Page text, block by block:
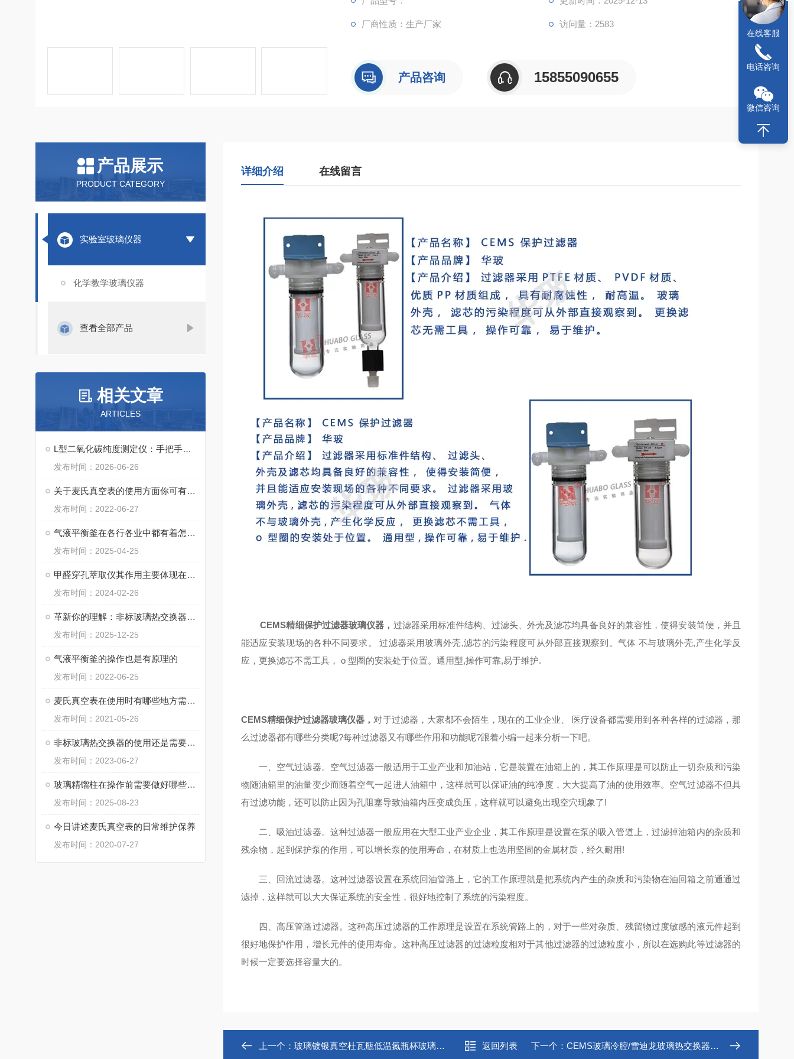
厂商性质：生产厂家 访问量：2583
产品咨询 15855090655
产品展示
PRODUCT CATEGORY
实验室玻璃仪器
化学教学玻璃仪器
查看全部产品
相关文章
ARTICLES
L型二氧化碳纯度测定仪：手把手教你掌握操作精髓，轻松搞定精准检测！
发布时间：2026-06-26
关于麦氏真空表的使用方面你可有什么看法？
发布时间：2022-06-27
气液平衡釜在各行各业中都有着怎样的作用呢？
发布时间：2025-04-25
甲醛穿孔萃取仪其作用主要体现在哪几个方面呢？
发布时间：2024-02-26
革新你的理解：非标玻璃热交换器的功能大解密
发布时间：2025-12-25
气液平衡釜的操作也是有原理的
发布时间：2022-06-25
麦氏真空表在使用时有哪些地方需要注意的？
发布时间：2021-05-26
非标玻璃热交换器的使用还是需要注意以下几点的
发布时间：2023-06-27
玻璃精馏柱在操作前需要做好哪些准备呢？
发布时间：2025-08-23
今日讲述麦氏真空表的日常维护保养
发布时间：2020-07-27
详细介绍 在线留言
CEMS精细保护过滤器玻璃仪器 ， 过滤器采用标准件结构、过滤头、外壳及滤芯均具备良好的兼容性，使得安装简便，并且
能适应安装现场的各种不同要求。 过滤器采用玻璃外壳,滤芯的污染程度可从外部直接观察到。气体 不与玻璃外壳,产生化学反
应，更换滤芯不需工具， o 型圈的安装处于位置。通用型,操作可靠,易于维护.
CEMS精细保护过滤器玻璃仪器 ， 对于过滤器，大家都不会陌生，现在的工业企业、 医疗设备都需要用到各种各样的过滤器，那
么过滤器都有哪些分类呢?每种过滤器又有哪些作用和功能呢?跟着小编一起来分析一下吧。
一、空气过滤器。空气过滤器一般适用于工业产业和加油站，它是装置在油箱上的，其工作原理是可以防止一切杂质和污染
物随油箱里的油量变少而随着空气一起进人油箱中，这样就可以保证油的纯净度，大大提高了油的使用效率。空气过滤器不但具
有过滤功能，还可以防止因为孔阻塞导致油箱内压变成负压，这样就可以避免出现空穴现象了!
二、吸油过滤器。这种过滤器一般应用在大型工业产业企业，其工作原理是设置在泵的吸入管道上，过滤掉油箱内的杂质和
残余物，起到保护泵的作用，可以增长泵的使用寿命，在材质上也选用坚固的金属材质，经久耐用!
三、回流过滤器。这种过滤器设置在系统回油管路上，它的工作原理就是把系统内产生的杂质和污染物在油回箱之前通通过
滤掉，这样就可以大大保证系统的安全性，很好地控制了系统的污染程度。
四、高压管路过滤器。这种高压过滤器的工作原理是设置在系统管路上的，对于一些对杂质、残留物过度敏感的液元件起到
很好地保护作用，增长元件的使用寿命。这种高压过滤器的过滤粒度相对于其他过滤器的过滤粒度小，所以在选购此等过滤器的
时候一定要选择容量大的。
上一个： 玻璃镀银真空杜瓦瓶低温氮瓶杯玻璃仪器 返回列表 下一个： CEMS玻璃冷腔/雪迪龙玻璃热交换器玻璃仪器
在线客服
电话咨询
微信咨询